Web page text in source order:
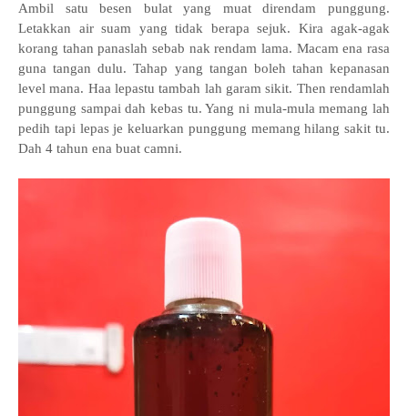
Ambil satu besen bulat yang muat direndam punggung.
Letakkan air suam yang tidak berapa sejuk. Kira agak-agak
korang tahan panaslah sebab nak rendam lama. Macam ena rasa
guna tangan dulu. Tahap yang tangan boleh tahan kepanasan
level mana. Haa lepastu tambah lah garam sikit. Then rendamlah
punggung sampai dah kebas tu. Yang ni mula-mula memang lah
pedih tapi lepas je keluarkan punggung memang hilang sakit tu.
Dah 4 tahun ena buat camni.